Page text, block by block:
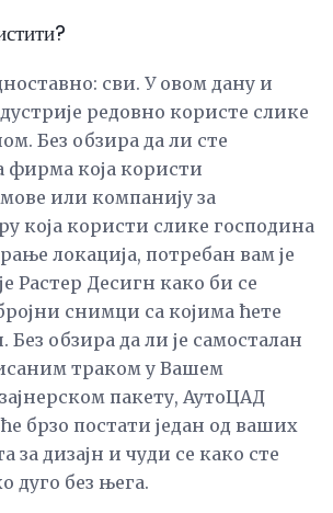
сви. У овом дану и
редовно користе слике
Без обзира да ли сте
фирма која користи
или компанију за
која користи слике господина
локација, потребан вам је
Растер Десигн како би се
снимци са којима ћете
обзира да ли је самосталан
траком у Вашем
пакету, АутоЦАД
брзо постати један од ваших
за дизајн и чуди се како сте
дуго без њега.